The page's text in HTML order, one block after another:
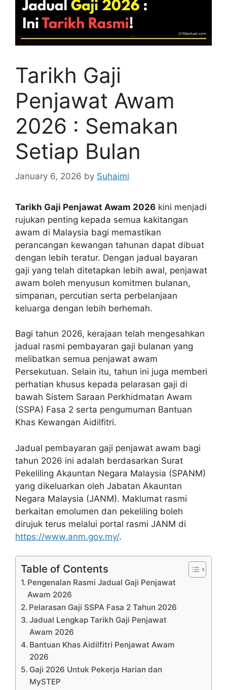
Tarikh Gaji
Penjawat Awam
2026 : Semakan
Setiap Bulan
January 6, 2026 by Suhaimi
Tarikh Gaji Penjawat Awam 2026 kini menjadi
rujukan penting kepada semua kakitangan
awam di Malaysia bagi memastikan
perancangan kewangan tahunan dapat dibuat
dengan lebih teratur. Dengan jadual bayaran
gaji yang telah ditetapkan lebih awal, penjawat
awam boleh menyusun komitmen bulanan,
simpanan, percutian serta perbelanjaan
keluarga dengan lebih berhemah.
Bagi tahun 2026, kerajaan telah mengesahkan
jadual rasmi pembayaran gaji bulanan yang
melibatkan semua penjawat awam
Persekutuan. Selain itu, tahun ini juga memberi
perhatian khusus kepada pelarasan gaji di
bawah Sistem Saraan Perkhidmatan Awam
(SSPA) Fasa 2 serta pengumuman Bantuan
Khas Kewangan Aidilfitri.
Jadual pembayaran gaji penjawat awam bagi
tahun 2026 ini adalah berdasarkan Surat
Pekeliling Akauntan Negara Malaysia (SPANM)
yang dikeluarkan oleh Jabatan Akauntan
Negara Malaysia (JANM). Maklumat rasmi
berkaitan emolumen dan pekeliling boleh
dirujuk terus melalui portal rasmi JANM di
https://www.anm.gov.my/.
Table of Contents
Pengenalan Rasmi Jadual Gaji Penjawat
Awam 2026
Pelarasan Gaji SSPA Fasa 2 Tahun 2026
Jadual Lengkap Tarikh Gaji Penjawat
Awam 2026
Bantuan Khas Aidilfitri Penjawat Awam
2026
Gaji 2026 Untuk Pekerja Harian dan
MySTEP